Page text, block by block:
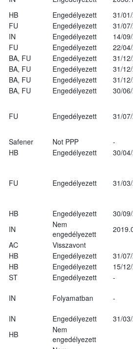
HB Engedélyezett
31/
FU Engedélyezett
31/
IN Engedélyezett
14/
FU Engedélyezett
22/
BA, FU Engedélyezett
31/
BA, FU Engedélyezett
31/
BA, FU Engedélyezett
31/
BA, FU Engedélyezett
30/
FU Engedélyezett 31/
Safener Not PPP
-
HB Engedélyezett
30/
FU Engedélyezett 31/
HB Engedélyezett
30/
IN
Nem
engedélyezett
AC
Visszavont
HB Engedélyezett
31/
HB Engedélyezett
15/
ST Engedélyezett
-
IN Folyamatban -
IN Engedélyezett
31/
HB
Nem
engedélyezett